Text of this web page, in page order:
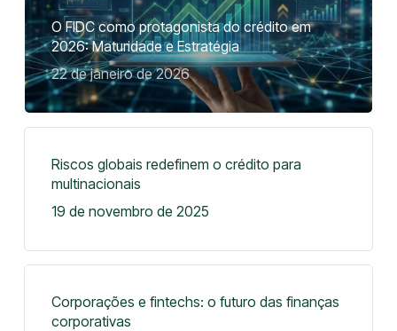
O FIDC como protagonista do crédito em
2026: Maturidade e Estratégia
22 de janeiro de 2026
Riscos globais redefinem o crédito para
multinacionais
19 de novembro de 2025
Corporações e fintechs: o futuro das finanças
corporativas